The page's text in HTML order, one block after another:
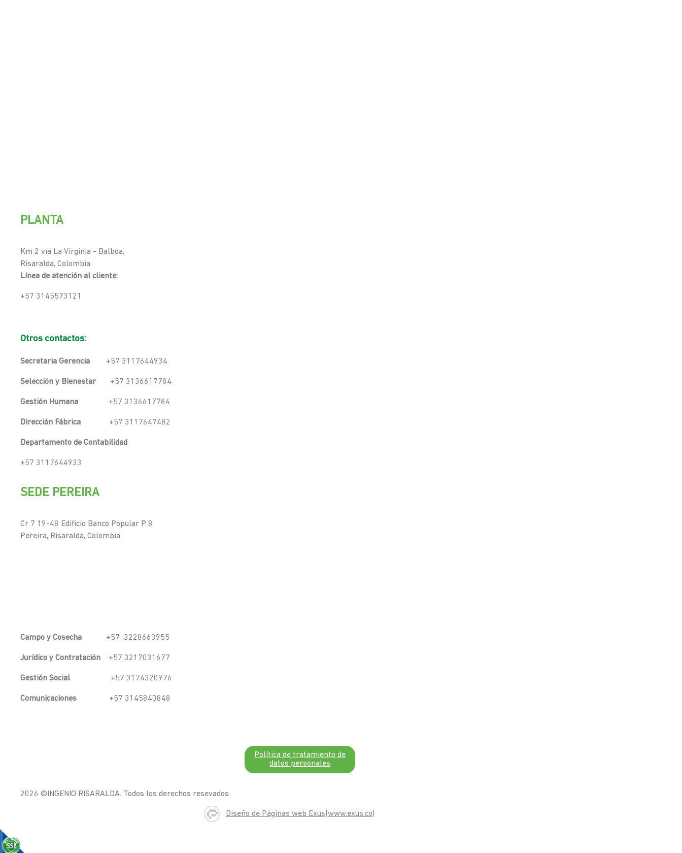
PLANTA
Km 2 vía La Virginia - Balboa,
Risaralda, Colombia
Línea de atención al cliente:
+57 3145573121
Otros contactos:
Secretaria Gerencia +57 3117644934
Selección y Bienestar+57 3136617784
Gestión Humana +57 3136617784
Dirección Fábrica +57 3117647482
Departamento de Contabilidad
+57 3117644933
SEDE PEREIRA
Cr 7 19-48 Edificio Banco Popular P 8
Pereira, Risaralda, Colombia
Campo y Cosecha +57 3228663955
Jurídico y Contratación +57 3217031677
Gestión Social +57 3174320976
Comunicaciones +57 3145840848
Política de tratamiento de
datos personales
2026 ©INGENIO RISARALDA. Todos los derechos resevados
Diseño de Páginas web Exus[www.exus.co]